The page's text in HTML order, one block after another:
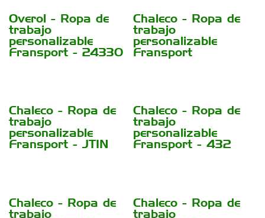
Overol - Ropa de
trabajo
personalizable
Fransport - 24330
Chaleco - Ropa de
trabajo
personalizable
Fransport
Chaleco - Ropa de
trabajo
personalizable
Fransport - JTIN
Chaleco - Ropa de
trabajo
personalizable
Fransport - 432
Chaleco - Ropa de
trabajo
Chaleco - Ropa de
trabajo